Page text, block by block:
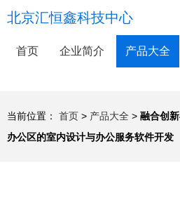
北京汇恒鑫科技中心
首页 企业简介 产品大全
当前位置： 首页 > 产品大全 > 融合创
办公区的室内设计与办公服务软件开发